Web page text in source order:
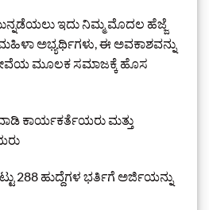
ಇದು ನಿಮ್ಮ ಮೊದಲ ಹೆಜ್ಜೆ
ಅಭ್ಯರ್ಥಿಗಳು, ಈ ಅವಕಾಶವನ್ನು
ಮೂಲಕ ಸಮಾಜಕ್ಕೆ ಹೊಸ
ಕಾರ್ಯಕರ್ತೆಯರು ಮತ್ತು
288 ಹುದ್ದೆಗಳ ಭರ್ತಿಗೆ ಅರ್ಜಿಯನ್ನು